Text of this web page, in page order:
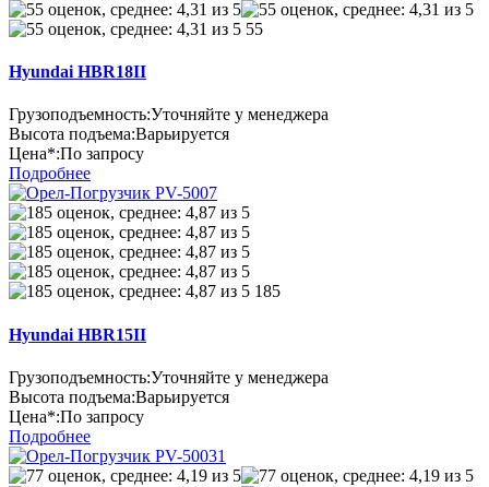
55
Hyundai HBR18II
Грузоподъемность:Уточняйте у менеджера
Высота подъема:Варьируется
Цена*:По запросу
Подробнее
185
Hyundai HBR15II
Грузоподъемность:Уточняйте у менеджера
Высота подъема:Варьируется
Цена*:По запросу
Подробнее